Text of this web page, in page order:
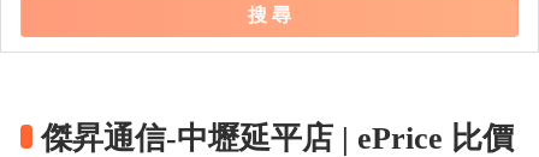
搜 尋
傑昇通信-中壢延平店 | ePrice 比價